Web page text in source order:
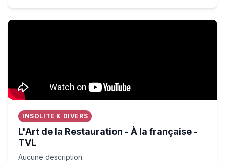
L'Art de la Restauration - À la française - TVL
INSOLITE & DIVERS
L'Art de la Restauration - À la française -
TVL
Aucune description.